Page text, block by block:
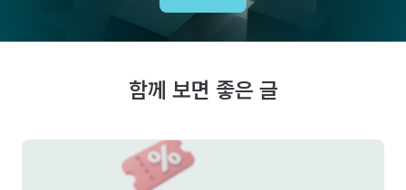
함께 보면 좋은 글